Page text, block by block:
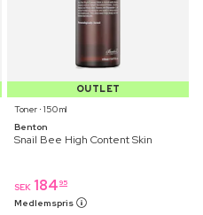
OUTLET
Toner ⋅ 150 ml
Benton
Snail Bee High Content Skin
SEK 184 95
Medlemspris